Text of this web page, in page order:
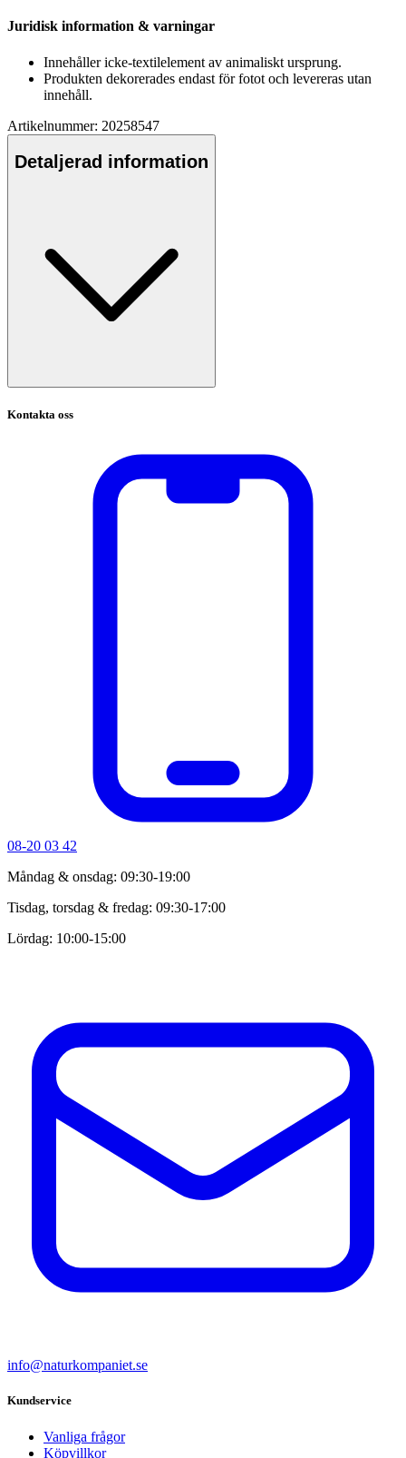
Juridisk information & varningar
Innehåller icke-textilelement av animaliskt ursprung.
Produkten dekorerades endast för fotot och levereras utan
innehåll.
Artikelnummer: 20258547
Detaljerad information
Kontakta oss
08-20 03 42
Måndag & onsdag: 09:30-19:00
Tisdag, torsdag & fredag: 09:30-17:00
Lördag: 10:00-15:00
info@naturkompaniet.se
Kundservice
Vanliga frågor
Köpvillkor